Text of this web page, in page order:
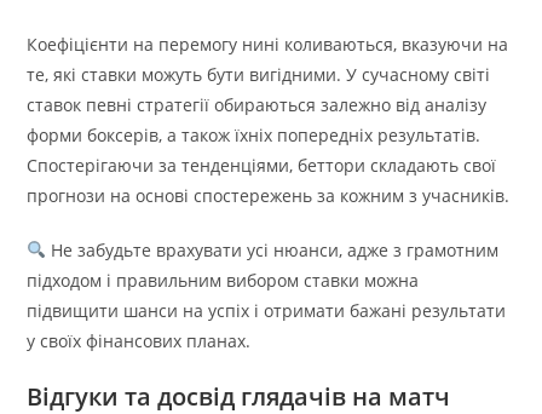
Коефіцієнти на перемогу нині коливаються, вказуючи на
те, які ставки можуть бути вигідними. У сучасному світі
ставок певні стратегії обираються залежно від аналізу
форми боксерів, а також їхніх попередніх результатів.
Спостерігаючи за тенденціями, беттори складають свої
прогнози на основі спостережень за кожним з учасників.
Не забудьте врахувати усі нюанси, адже з грамотним
підходом і правильним вибором ставки можна
підвищити шанси на успіх і отримати бажані результати
у своїх фінансових планах.
Відгуки та досвід глядачів на матч